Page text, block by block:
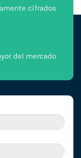
cifrados
del mercado